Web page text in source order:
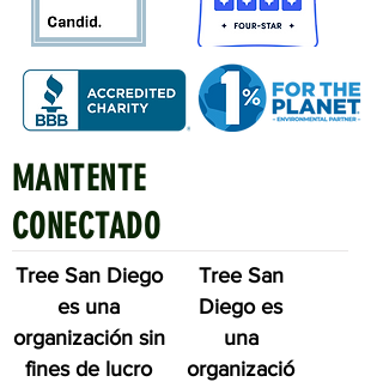
MANTENTE
CONECTADO
Tree San Diego
es una
organización sin
fines de lucro
Tree San
Diego es
una
organizació